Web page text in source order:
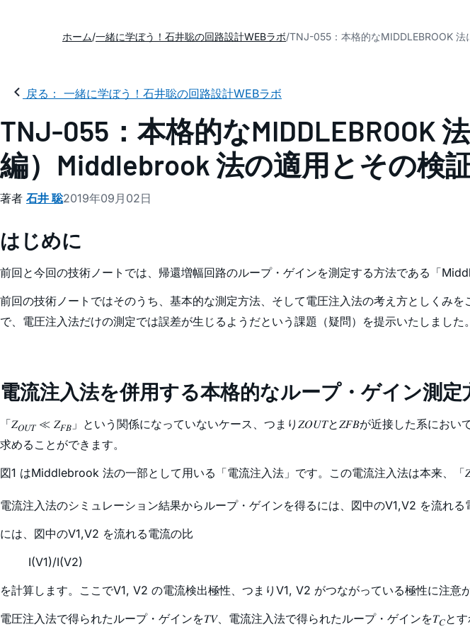
ホーム 一緒に学ぼう！石井聡の回路設計WEBラボ TNJ-055：本格的なMIDDLEBROOK
戻る： 一緒に学ぼう！石井聡の回路設計WEBラボ
TNJ-055：本格的なMIDDLEBROOK
編）Middlebrook 法の適用とその検
著者 石井 聡2019年09月02日
はじめに
前回と今回の技術ノートでは、帰還増幅回路のループ・ゲインを測定する方法である「
前回の技術ノートではそのうち、基本的な測定方法、そして電圧注入法の考え方としくみ
で、電圧注入法だけの測定では誤差が生じるようだという課題（疑問）を提示いたしまし
電流注入法を併用する本格的なループ・ゲイン測定
「𝑍𝑂𝑈𝑇≪ 𝑍𝐹𝐵 」という関係になっていないケース、つまり𝑍𝑂𝑈𝑇と𝑍𝐹𝐵が近接した系にお
求めることができます。
図1 はMiddlebrook 法の一部として用いる「電流注入法」です。この電流注入法は本来、「
電流注入法のシミュレーション結果からループ・ゲインを得るには、図中のV1,V2 を流れる
には、図中のV1,V2 を流れる電流の比
I(V1)/I(V2)
を計算します。ここでV1, V2 の電流検出極性、つまりV1, V2 がつながっている極性に注意が
電圧注入法で得られたループ・ゲインを𝑇𝑉、電流注入法で得られたループ・ゲインを𝑇𝐶と